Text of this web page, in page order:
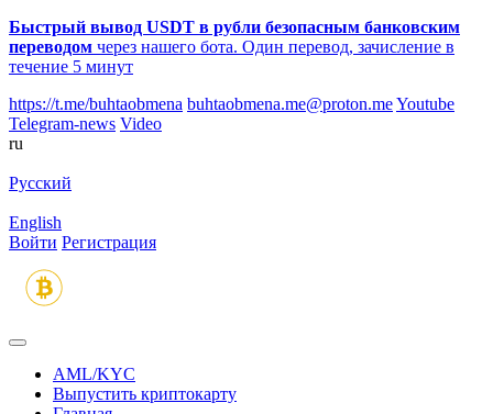
Быстрый вывод USDT в рубли безопасным банковским
переводом через нашего бота. Один перевод, зачисление в
течение 5 минут
https://t.me/buhtaobmena buhtaobmena.me@proton.meYoutube
Telegram-news Video
ru
Русский
English
Войти Регистрация
AML/KYC
Выпустить криптокарту